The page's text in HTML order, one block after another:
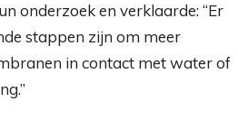
onderzoek en verklaarde: “Er
stappen zijn om meer
in contact met water of